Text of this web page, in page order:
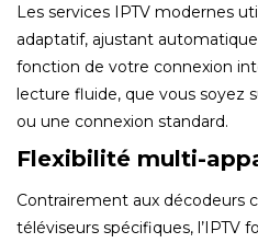
Les services IPTV modernes
adaptatif, ajustant
fonction de votre connexion
lecture fluide, que vous soyez
ou une connexion standard.
Flexibilité multi-
Contrairement aux décodeurs
téléviseurs spécifiques, l’IPTV